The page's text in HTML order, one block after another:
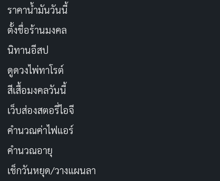
ราคาน้ำมันวันนี้
ตั้งชื่อร้านมงคล
นิทานอีสป
ดูดวงไพ่ทาโรต์
สีเสื้อมงคลวันนี้
เว็บส่องสตอรี่ไอจี
คำนวณค่าไฟแอร์
คำนวณอายุ
เช็กวันหยุด/วางแผนลา